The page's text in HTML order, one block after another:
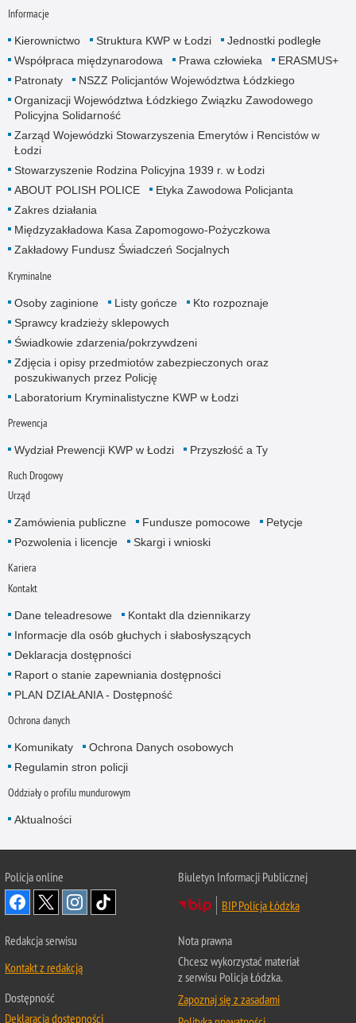
Informacje
Kierownictwo Struktura KWP w Łodzi
Jednostki podległe
Współpraca międzynarodowa
Prawa człowieka
ERASMUS+
Patronaty
NSZZ Policjantów Województwa Łódzkiego
Organizacji Województwa Łódzkiego Związku Zawodowego
Policyjna Solidarność
Zarząd Wojewódzki Stowarzyszenia Emerytów i Rencistów w
Łodzi
Stowarzyszenie Rodzina Policyjna 1939 r. w Łodzi
ABOUT POLISH POLICE
Etyka Zawodowa Policjanta
Zakres działania
Międzyzakładowa Kasa Zapomogowo-Pożyczkowa
Zakładowy Fundusz Świadczeń Socjalnych
Kryminalne
Osoby zaginione Listy gończe
Kto rozpoznaje
Sprawcy kradzieży sklepowych
Świadkowie zdarzenia/pokrzywdzeni
Zdjęcia i opisy przedmiotów zabezpieczonych oraz
poszukiwanych przez Policję
Laboratorium Kryminalistyczne KWP w Łodzi
Prewencja
Wydział Prewencji KWP w Łodzi Przyszłość a Ty
Ruch Drogowy
Urząd
Zamówienia publiczne Fundusze pomocowe
Petycje
Pozwolenia i licencje
Skargi i wnioski
Kariera
Kontakt
Dane teleadresowe
Kontakt dla dziennikarzy
Informacje dla osób głuchych i słabosłyszących
Deklaracja dostępności
Raport o stanie zapewniania dostępności
PLAN DZIAŁANIA - Dostępność
Ochrona danych
Komunikaty
Ochrona Danych osobowych
Regulamin stron policji
Oddziały o profilu mundurowym
Aktualności
Policja online
Biuletyn Informacji Publicznej
BIP Policja Łódzka
Redakcja serwisu
Kontakt z redakcją
Dostępność
Deklaracja dostępności
Nota prawna
Chcesz wykorzystać materiał
z serwisu Policja Łódzka.
Zapoznaj się z zasadami